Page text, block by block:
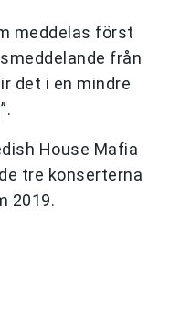
meddelas först
från
det i en mindre
House Mafia
tre konserterna
2019.